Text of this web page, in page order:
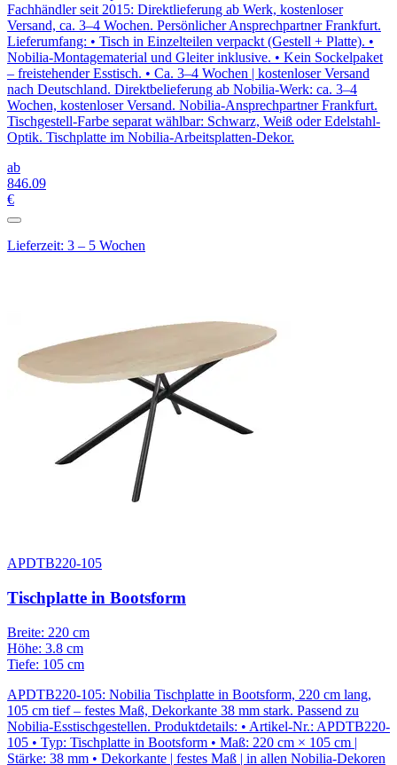
Fachhändler seit 2015: Direktlieferung ab Werk, kostenloser
Versand, ca. 3–4 Wochen. Persönlicher Ansprechpartner Frankfurt.
Lieferumfang: • Tisch in Einzelteilen verpackt (Gestell + Platte). •
Nobilia-Montagematerial und Gleiter inklusive. • Kein Sockelpaket
– freistehender Esstisch. • Ca. 3–4 Wochen | kostenloser Versand
nach Deutschland. Direktbelieferung ab Nobilia-Werk: ca. 3–4
Wochen, kostenloser Versand. Nobilia-Ansprechpartner Frankfurt.
Tischgestell-Farbe separat wählbar: Schwarz, Weiß oder Edelstahl-
Optik. Tischplatte im Nobilia-Arbeitsplatten-Dekor.
ab
846.09
€
Lieferzeit: 3 – 5 Wochen
APDTB220-105
Tischplatte in Bootsform
Breite: 220 cm
Höhe: 3.8 cm
Tiefe: 105 cm
APDTB220-105: Nobilia Tischplatte in Bootsform, 220 cm lang,
105 cm tief – festes Maß, Dekorkante 38 mm stark. Passend zu
Nobilia-Esstischgestellen. Produktdetails: • Artikel-Nr.: APDTB220-
105 • Typ: Tischplatte in Bootsform • Maß: 220 cm × 105 cm |
Stärke: 38 mm • Dekorkante | festes Maß | in allen Nobilia-Dekoren